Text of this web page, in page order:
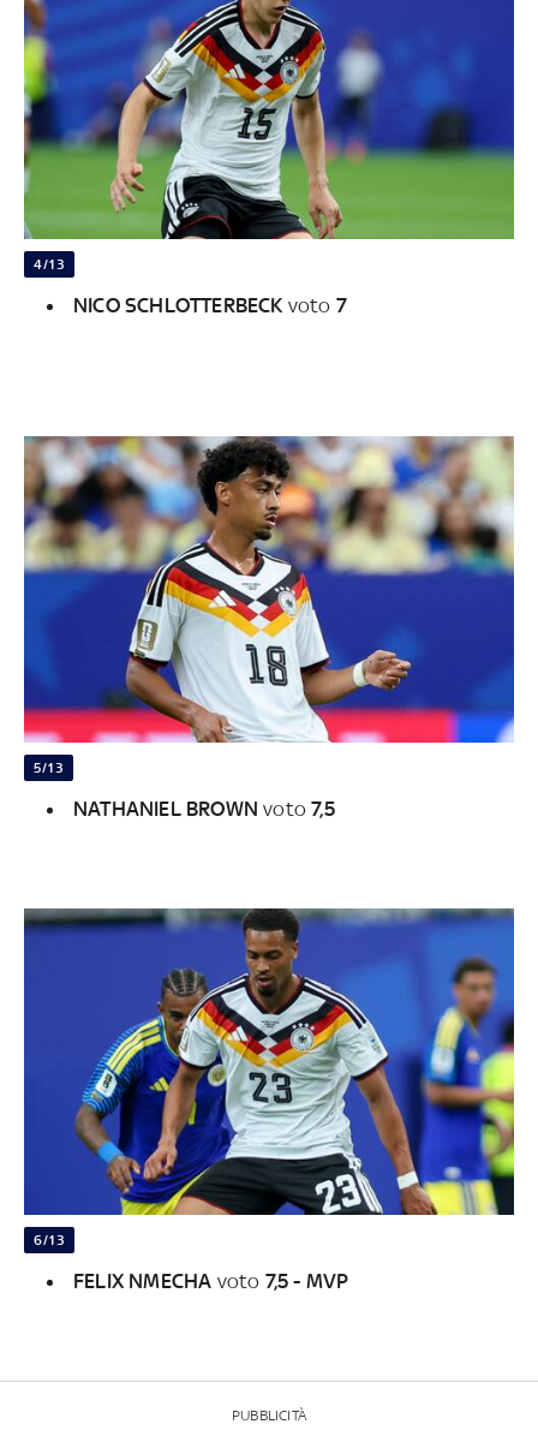
4/13
NICO SCHLOTTERBECK voto 7
5/13
NATHANIEL BROWNvoto 7,5
6/13
FELIX NMECHA voto 7,5 - MVP
PUBBLICITÀ